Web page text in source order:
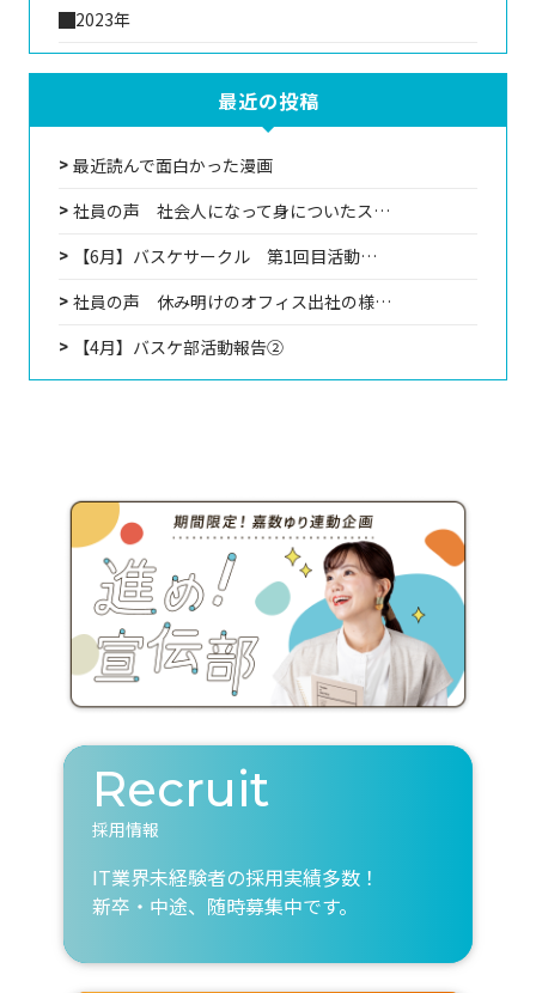
2023年
最近の投稿
最近読んで面白かった漫画
社員の声 社会人になって身についたス…
【6月】バスケサークル 第1回目活動…
社員の声 休み明けのオフィス出社の様…
【4月】バスケ部活動報告②
Recruit
採用情報
IT業界未経験者の採用実績多数！
新卒・中途、随時募集中です。